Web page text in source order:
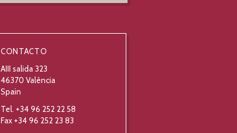
CONTACTO
AIII salida 323
46370 València
Spain
Tel. +34 96 252 22 58
Fax +34 96 252 23 83